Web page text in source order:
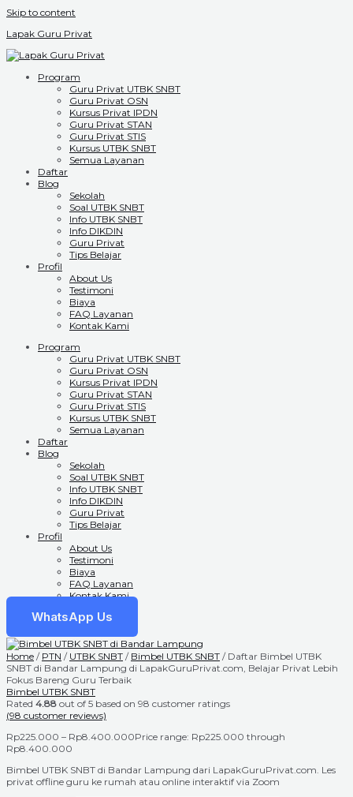
Skip to content
Lapak Guru Privat
Program
Guru Privat UTBK SNBT
Guru Privat OSN
Kursus Privat IPDN
Guru Privat STAN
Guru Privat STIS
Kursus UTBK SNBT
Semua Layanan
Daftar
Blog
Sekolah
Soal UTBK SNBT
Info UTBK SNBT
Info DIKDIN
Guru Privat
Tips Belajar
Profil
About Us
Testimoni
Biaya
FAQ Layanan
Kontak Kami
Program
Guru Privat UTBK SNBT
Guru Privat OSN
Kursus Privat IPDN
Guru Privat STAN
Guru Privat STIS
Kursus UTBK SNBT
Semua Layanan
Daftar
Blog
Sekolah
Soal UTBK SNBT
Info UTBK SNBT
Info DIKDIN
Guru Privat
Tips Belajar
Profil
About Us
Testimoni
Biaya
FAQ Layanan
Kontak Kami
WhatsApp Us
Home / PTN / UTBK SNBT / Bimbel UTBK SNBT / Daftar Bimbel UTBK
SNBT di Bandar Lampung di LapakGuruPrivat.com, Belajar Privat Lebih
Fokus Bareng Guru Terbaik
Bimbel UTBK SNBT
Rated 4.88 out of 5 based on 98 customer ratings
(98 customer reviews)
Rp225.000 – Rp8.400.000Price range: Rp225.000 through
Rp8.400.000
Bimbel UTBK SNBT di Bandar Lampung dari LapakGuruPrivat.com. Les
privat offline guru ke rumah atau online interaktif via Zoom